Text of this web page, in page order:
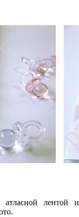
атласной лентой и